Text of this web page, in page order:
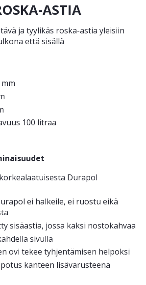
ASTIA
ja tyylikäs roska-astia yleisiin
että sisällä
100 litraa
Durapol
ei halkeile, ei ruostu eikä
sisäastia, jossa kaksi nostokahvaa
sivulla
ovi tekee tyhjentämisen helpoksi
kanteen lisävarusteena